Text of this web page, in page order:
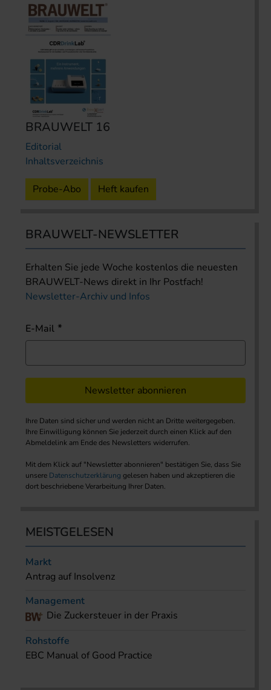
BRAUWELT 16
Editorial
Inhaltsverzeichnis
Probe-Abo Heft kaufen
BRAUWELT-NEWSLETTER
Erhalten Sie jede Woche kostenlos die neuesten
BRAUWELT-News direkt in Ihr Postfach!
Newsletter-Archiv und Infos
E-Mail
Newsletter abonnieren
Ihre Daten sind sicher und werden nicht an Dritte weitergegeben.
Ihre Einwilligung können Sie jederzeit durch einen Klick auf den
Abmeldelink am Ende des Newsletters widerrufen.
Mit dem Klick auf "Newsletter abonnieren" bestätigen Sie, dass Sie
unsere Datenschutzerklärung gelesen haben und akzeptieren die
dort beschriebene Verarbeitung Ihrer Daten.
MEISTGELESEN
Markt
Antrag auf Insolvenz
Management
Die Zuckersteuer in der Praxis
Rohstoffe
EBC Manual of Good Practice